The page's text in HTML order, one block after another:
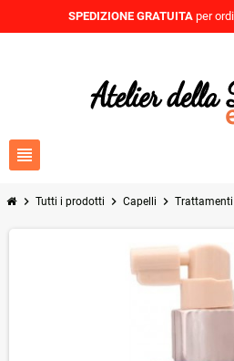
SPEDIZIONE GRATUITAper
view_headline
chevron_right Tutti i prodotti chevron_right Capelli chevron_right